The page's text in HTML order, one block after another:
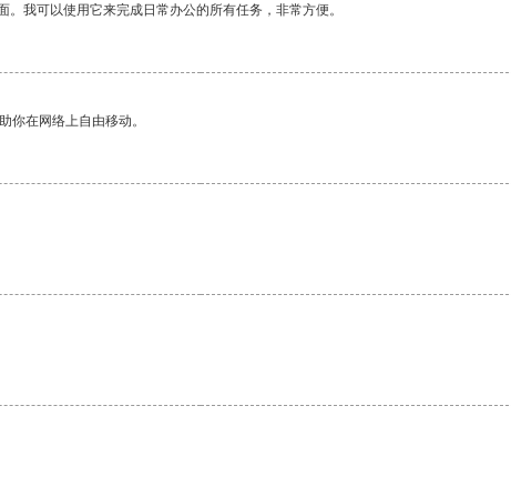
我可以使用它来完成日常办公的所有任务，非常方便。
你在网络上自由移动。